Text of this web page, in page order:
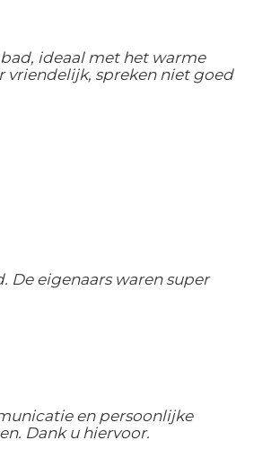
ideaal met het warme
vriendelijk, spreken niet goed
De eigenaars waren super
en persoonlijke
Dank u hiervoor.